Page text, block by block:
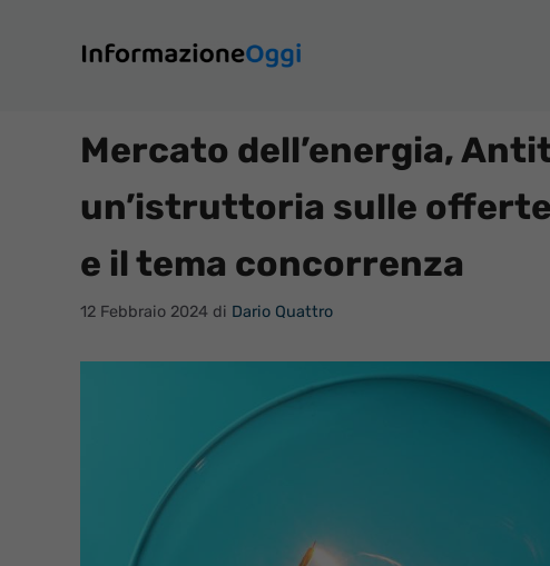
contenuto
Mercato dell’energia,
un’istruttoria sulle
e il tema concorrenza
12 Febbraio 2024 di Dario Quattro